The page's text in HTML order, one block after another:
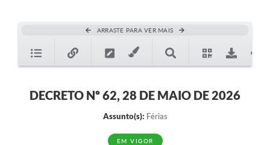
ARRASTE PARA VER MAIS
DECRETO Nº 62, 28 DE MAIO DE 2026
Assunto(s): Férias
EM VIGOR